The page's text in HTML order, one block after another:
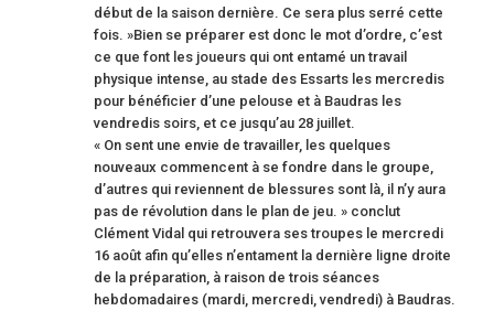
début de la saison dernière. Ce sera plus serré cette
fois. »Bien se préparer est donc le mot d’ordre, c’est
ce que font les joueurs qui ont entamé un travail
physique intense, au stade des Essarts les mercredis
pour bénéficier d’une pelouse et à Baudras les
vendredis soirs, et ce jusqu’au 28 juillet.
« On sent une envie de travailler, les quelques
nouveaux commencent à se fondre dans le groupe,
d’autres qui reviennent de blessures sont là, il n’y aura
pas de révolution dans le plan de jeu. » conclut
Clément Vidal qui retrouvera ses troupes le mercredi
16 août afin qu’elles n’entament la dernière ligne droite
de la préparation, à raison de trois séances
hebdomadaires (mardi, mercredi, vendredi) à Baudras.